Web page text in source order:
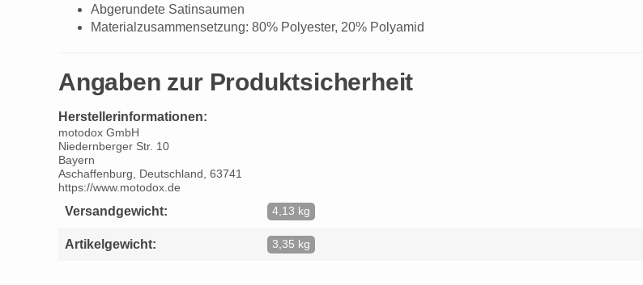
Abgerundete Satinsaumen
Materialzusammensetzung: 80% Polyester, 20% Polyamid
Angaben zur Produktsicherheit
Herstellerinformationen:
motodox GmbH
Niedernberger Str. 10
Bayern
Aschaffenburg, Deutschland, 63741
https://www.motodox.de
Versandgewicht: 4,13 kg
Artikelgewicht: 3,35 kg